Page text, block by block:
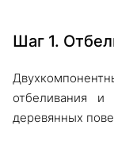
Шаг 1.
отбеливания и
деревянных